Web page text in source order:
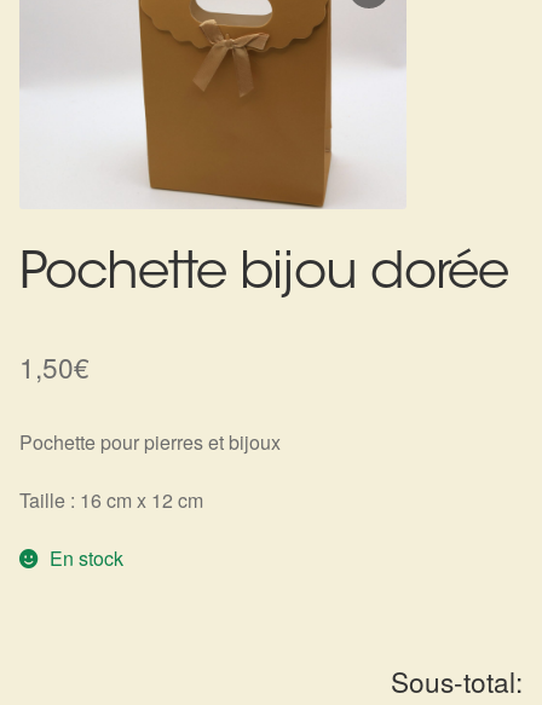
Bracelets
Pendentifs
Pierres
Harmonisation
Pochette bijou dorée
1,50€
Pochette pour pierres et bijoux
Taille : 16 cm x 12 cm
En stock
Sous-total: